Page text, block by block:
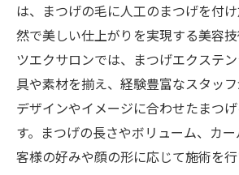
は、まつげの毛に人工のまつげを付
然で美しい仕上がりを実現する美容
ツエクサロンでは、まつげエクステ
具や素材を揃え、経験豊富なスタッ
デザインやイメージに合わせたまつ
す。まつげの長さやボリューム、カ
客様の好みや顔の形に応じて施術を